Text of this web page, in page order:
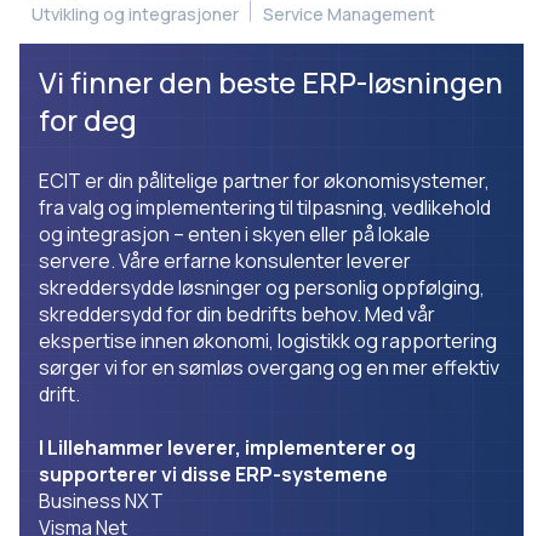
Vi finner den beste ERP-løsningen
for deg
ECIT er din pålitelige partner for økonomisystemer,
fra valg og implementering til tilpasning, vedlikehold
og integrasjon – enten i skyen eller på lokale
servere. Våre erfarne konsulenter leverer
skreddersydde løsninger og personlig oppfølging,
skreddersydd for din bedrifts behov. Med vår
ekspertise innen økonomi, logistikk og rapportering
sørger vi for en sømløs overgang og en mer effektiv
drift.
I Lillehammer leverer, implementerer og
supporterer vi disse ERP-systemene
Business NXT
Visma Net
Utvikling og integrasjoner
Service Management